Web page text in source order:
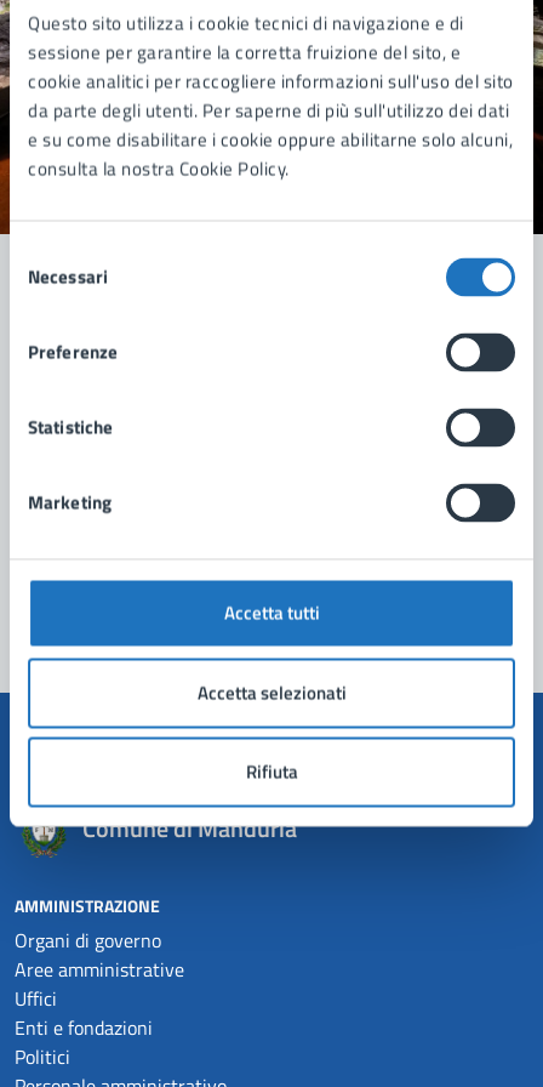
Questo sito utilizza i cookie tecnici di navigazione e di
sessione per garantire la corretta fruizione del sito, e
cookie analitici per raccogliere informazioni sull'uso del sito
da parte degli utenti. Per saperne di più sull'utilizzo dei dati
e su come disabilitare i cookie oppure abilitarne solo alcuni,
consulta la nostra Cookie Policy.
delNecessari
Preferenze
Statistiche
Marketing
Accetta tutti
Accetta selezionati
Rifiuta
Quanto sono chiare le informazioni su questa
pagina?
Richiedi assistenza
Comune di Manduria
AMMINISTRAZIONE
Organi di governo
Aree amministrative
Uffici
Enti e fondazioni
Politici